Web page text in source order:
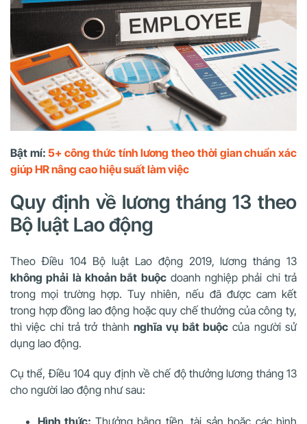
Bật mí:5+ công thức tính lương theo thời gian chuẩn xác
giúp HR nâng cao hiệu suất làm việc
Quy định về lương tháng 13 theo
Bộ luật Lao động
Theo Điều 104 Bộ luật Lao động 2019, lương tháng 13
không phải là khoản bắt buộcdoanh nghiệp phải chi trả
trong mọi trường hợp. Tuy nhiên, nếu đã được cam kết
trong hợp đồng lao động hoặc quy chế thưởng của công ty,
thì việc chi trả trở thành nghĩa vụ bắt buộc của người sử
dụng lao động.
Cụ thể, Điều 104 quy định về chế độ thưởng lương tháng 13
cho người lao động như sau:
Hình thức: Thưởng bằng tiền, tài sản hoặc các hình